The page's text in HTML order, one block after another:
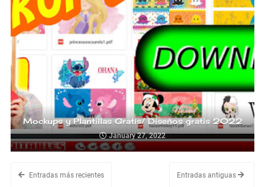
Mockups y Plantillas Gratis/ Diseños gratis 2022
January 27, 2022
Entradas más recientes Entradas antiguas